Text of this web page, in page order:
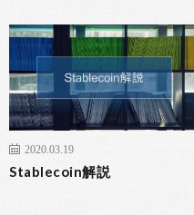
2020.03.19
Stablecoin解説